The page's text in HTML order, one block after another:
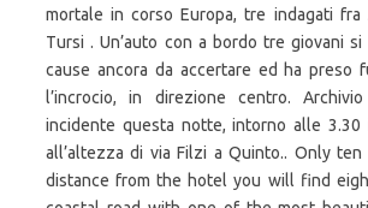
mortale in corso Europa, tre indagati fra
Tursi . Un’auto con a bordo tre giovani
cause ancora da accertare ed ha preso
l’incrocio, in direzione centro.
incidente questa notte, intorno alle 3.30
all’altezza di via Filzi a Quinto.. Only ten
distance from the hotel you will find